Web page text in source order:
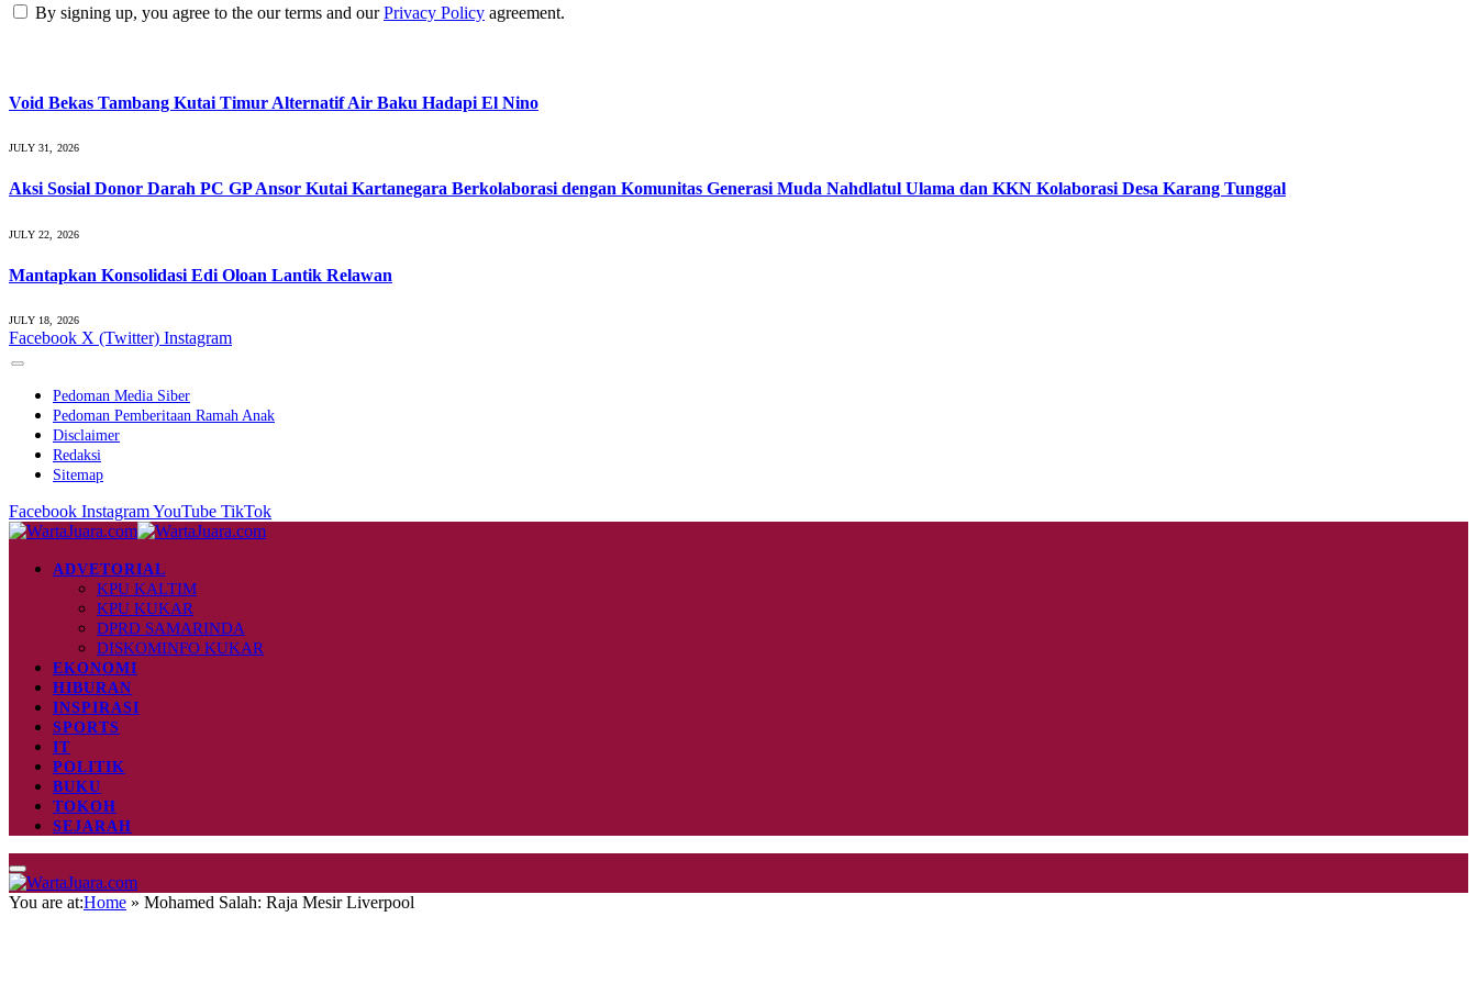
By signing up, you agree to the our terms and ourPrivacy Policy agreement.
Void Bekas Tambang Kutai Timur Alternatif Air Baku Hadapi El Nino
JULY 31, 2026
Aksi Sosial Donor Darah PC GP Ansor Kutai Kartanegara Berkolaborasi dengan Komunitas Generasi Muda Nahdlatul Ulama dan KKN Kolaborasi Desa Karang Tunggal
JULY 22, 2026
Mantapkan Konsolidasi Edi Oloan Lantik Relawan
JULY 18, 2026
Facebook X (Twitter) Instagram
Pedoman Media Siber
Pedoman Pemberitaan Ramah Anak
Disclaimer
Redaksi
Sitemap
Facebook InstagramYouTube TikTok
ADVETORIAL
KPU KALTIM
KPU KUKAR
DPRD SAMARINDA
DISKOMINFO KUKAR
EKONOMI
HIBURAN
INSPIRASI
SPORTS
IT
POLITIK
BUKU
TOKOH
SEJARAH
You are at:Home » Mohamed Salah: Raja Mesir Liverpool